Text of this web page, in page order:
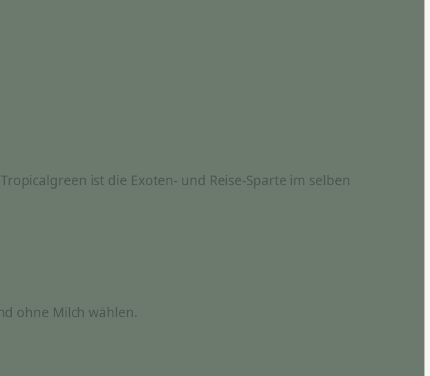
ist die Exoten- und Reise-Sparte im selben
ohne Milch wählen.